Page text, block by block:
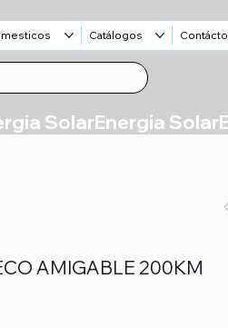
Catálogos Contácto
AMIGABLE 200KM